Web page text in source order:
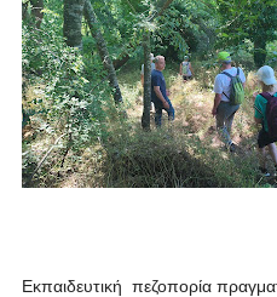
Εκπαιδευτική πεζοπορία